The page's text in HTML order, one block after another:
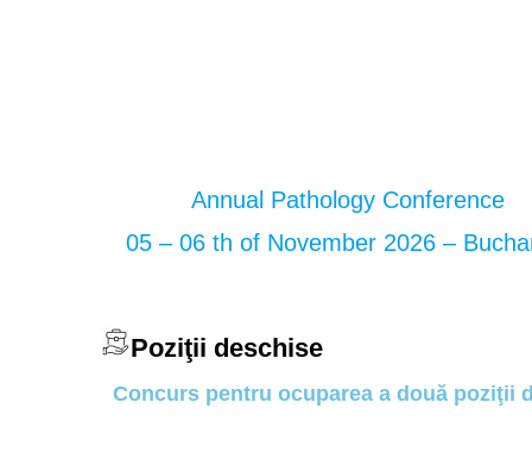
Annual Pathology Conference
05 – 06 th of November 2026 –
Poziţii deschise
Concurs pentru ocuparea a două poziţii